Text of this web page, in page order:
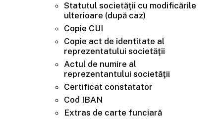
Statutul societăţii cu modificările
ulterioare (după caz)
Copie CUI
Copie act de identitate al
reprezentatului societăţii
Actul de numire al
reprezentantului societăţii
Certificat constatator
Cod IBAN
Extras de carte funciară